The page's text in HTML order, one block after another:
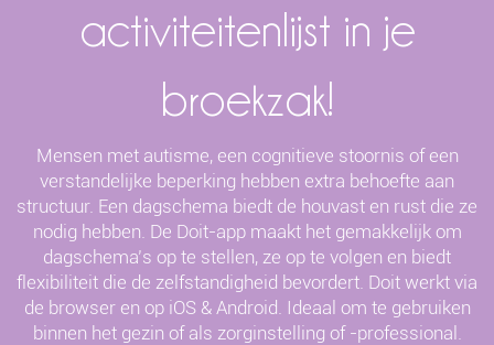
activiteitenlijst in je
broekzak!
Mensen met autisme, een cognitieve stoornis of een
verstandelijke beperking hebben extra behoefte aan
structuur. Een dagschema biedt de houvast en rust die ze
nodig hebben. De Doit-app maakt het gemakkelijk om
dagschema’s op te stellen, ze op te volgen en biedt
flexibiliteit die de zelfstandigheid bevordert. Doit werkt via
de browser en op iOS & Android. Ideaal om te gebruiken
binnen het gezin of als zorginstelling of -professional.